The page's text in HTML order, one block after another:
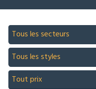
Tous les secteurs
Tous les styles
Tout prix